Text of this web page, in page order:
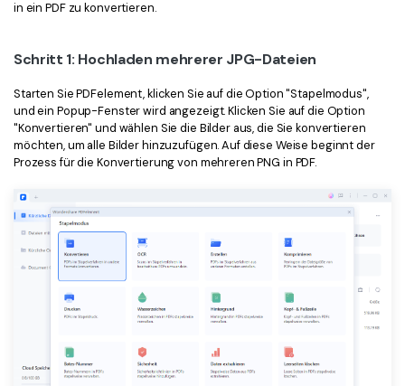
in ein PDF zu konvertieren.
Schritt 1: Hochladen mehrerer JPG-Dateien
Starten Sie PDFelement, klicken Sie auf die Option "Stapelmodus",
und ein Popup-Fenster wird angezeigt. Klicken Sie auf die Option
"Konvertieren" und wählen Sie die Bilder aus, die Sie konvertieren
möchten, um alle Bilder hinzuzufügen. Auf diese Weise beginnt der
Prozess für die Konvertierung von mehreren PNG in PDF.